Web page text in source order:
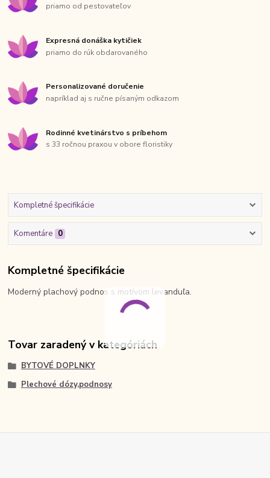
priamo od pestovateľov
Expresná donáška kytičiek
priamo do rúk obdarovaného
Personalizované doručenie
napríklad aj s ručne písaným odkazom
Rodinné kvetinárstvo s príbehom
s 33 ročnou praxou v obore floristiky
Kompletné špecifikácie
Komentáre 0
Kompletné špecifikácie
Moderný plachový podnos s motívom levanduľa.
Tovar zaradený v kategóriách
BYTOVÉ DOPLNKY
Plechové dózy,podnosy